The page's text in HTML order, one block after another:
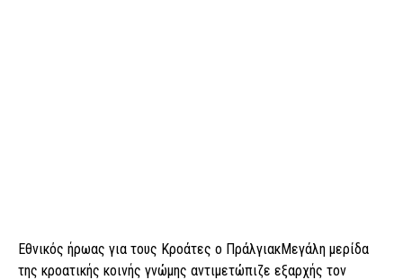
Εθνικός ήρωας για τους Κροάτες ο ΠράλγιακΜεγάλη μερίδα
της κροατικής κοινής γνώμης αντιμετώπιζε εξαρχής τον